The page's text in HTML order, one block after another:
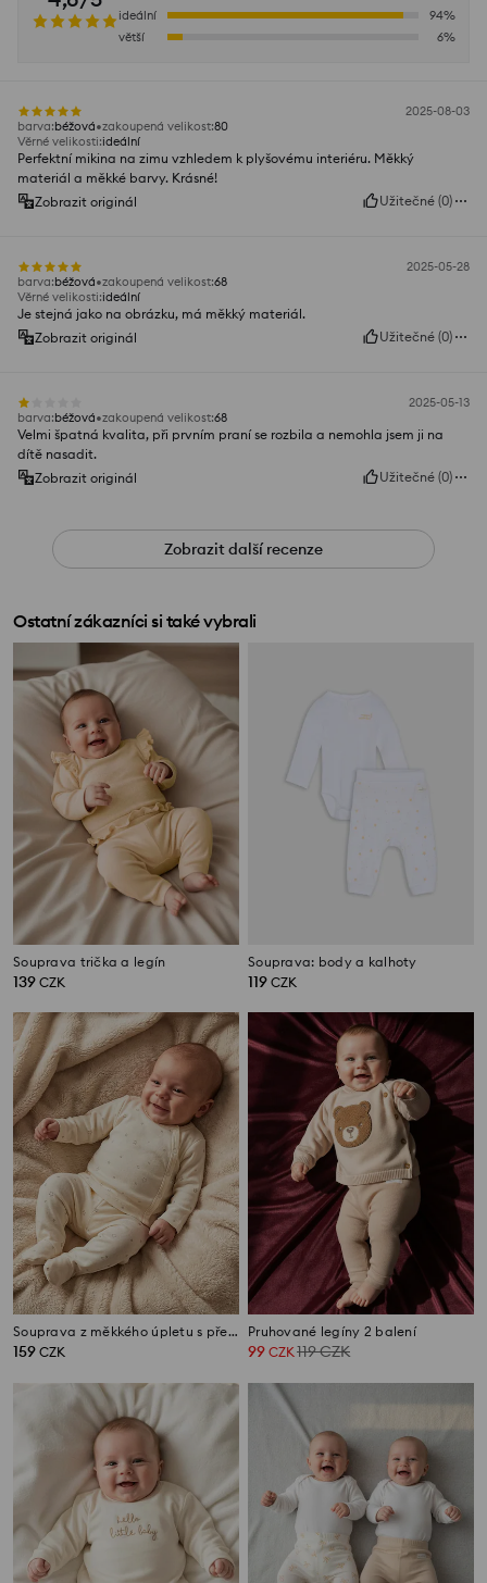
ideální
94%
větší
6%
2025-08-03
barva:béžová zakoupená velikost:80
Věrné velikosti:ideální
Perfektní mikina na zimu vzhledem k plyšovému interiéru. Měkký
materiál a měkké barvy. Krásné!
Zobrazit originál
Užitečné (0)
2025-05-28
barva:béžová zakoupená velikost:68
Věrné velikosti:ideální
Je stejná jako na obrázku, má měkký materiál.
Zobrazit originál
Užitečné (0)
2025-05-13
barva:béžová zakoupená velikost:68
Velmi špatná kvalita, při prvním praní se rozbila a nemohla jsem ji na
dítě nasadit.
Zobrazit originál
Užitečné (0)
Zobrazit další recenze
Ostatní zákazníci si také vybrali
Souprava trička a legín
139 CZK
Souprava: body a kalhoty
119 CZK
Souprava z měkkého úpletu s překládaným zapínáním
159 CZK
Pruhované legíny 2 balení
99 CZK 119CZK